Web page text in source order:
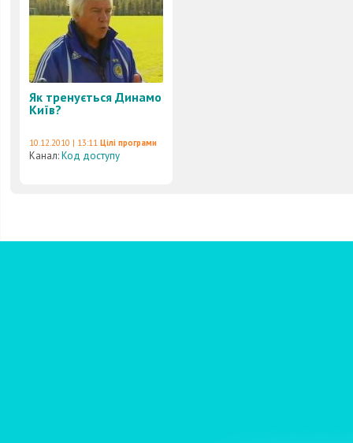
Як тренується Динамо
Київ?
10.12.2010 | 13:11 Цілі програми
Канал:Код доступу